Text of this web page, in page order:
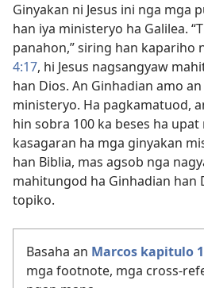
Ginyakan ni Jesus ini nga mga
han iya ministeryo ha Galilea.
panahon,” siring han kapariho
4:17, hi Jesus nagsangyaw
han Dios. An Ginhadian amo
ministeryo. Ha pagkamatuod,
hin sobra 100 ka beses ha upat
kasagaran ha mga ginyakan
han Biblia, mas agsob nga
mahitungod ha Ginhadian han
topiko.
Basaha an Marcos kapitulo 1
mga footnote, mga cross-